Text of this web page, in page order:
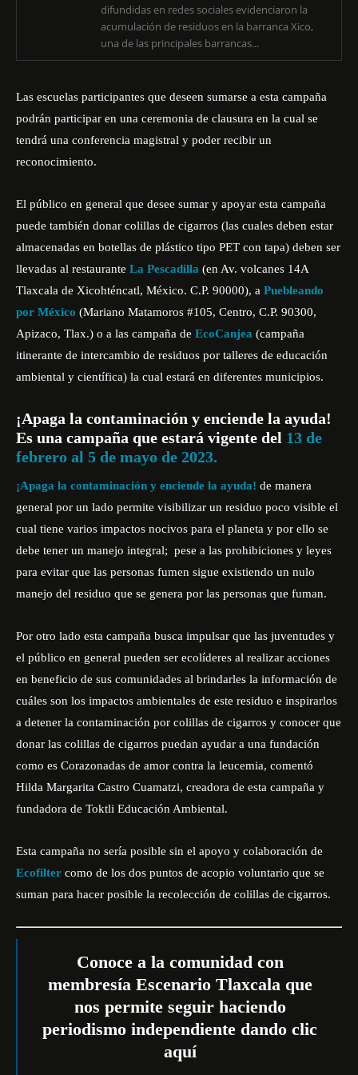
difundidas en redes sociales evidenciaron la
acumulación de residuos en la barranca Xico,
una de las principales barrancas...
Las escuelas participantes que deseen sumarse a esta campaña
podrán participar en una ceremonia de clausura en la cual se
tendrá una conferencia magistral y poder recibir un
reconocimiento.
El público en general que desee sumar y apoyar esta campaña
puede también donar colillas de cigarros (las cuales deben estar
almacenadas en botellas de plástico tipo PET con tapa) deben ser
llevadas al restaurante La Pescadilla (en Av. volcanes 14A
Tlaxcala de Xicohténcatl, México. C.P. 90000), a Puebleando
por México (Mariano Matamoros #105, Centro, C.P. 90300,
Apizaco, Tlax.) o a las campaña de EcoCanjea (campaña
itinerante de intercambio de residuos por talleres de educación
ambiental y científica) la cual estará en diferentes municipios.
¡Apaga la contaminación y enciende la ayuda!
Es una campaña que estará vigente del 13 de
febrero al 5 de mayo de 2023.
¡Apaga la contaminación y enciende la ayuda! de manera
general por un lado permite visibilizar un residuo poco visible el
cual tiene varios impactos nocivos para el planeta y por ello se
debe tener un manejo integral; pese a las prohibiciones y leyes
para evitar que las personas fumen sigue existiendo un nulo
manejo del residuo que se genera por las personas que fuman.
Por otro lado esta campaña busca impulsar que las juventudes y
el público en general pueden ser ecolíderes al realizar acciones
en beneficio de sus comunidades al brindarles la información de
cuáles son los impactos ambientales de este residuo e inspirarlos
a detener la contaminación por colillas de cigarros y conocer que
donar las colillas de cigarros puedan ayudar a una fundación
como es Corazonadas de amor contra la leucemia, comentó
Hilda Margarita Castro Cuamatzi, creadora de esta campaña y
fundadora de Toktli Educación Ambiental.
Esta campaña no sería posible sin el apoyo y colaboración de
Ecofilter como de los dos puntos de acopio voluntario que se
suman para hacer posible la recolección de colillas de cigarros.
Conoce a la comunidad con
membresía Escenario Tlaxcala que
nos permite seguir haciendo
periodismo independiente dando clic
aquí